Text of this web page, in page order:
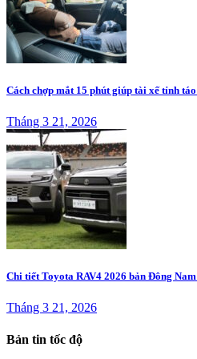
Cách chợp mắt 15 phút giúp tài xế tỉnh
Tháng 3 21, 2026
Chi tiết Toyota RAV4 2026 bản Đông
Tháng 3 21, 2026
Bản tin tốc độ